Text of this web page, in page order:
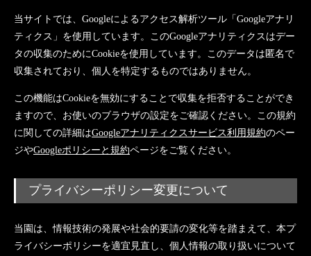
当サイトでは、Googleによるアクセス解析ツール「Googleアナリ
ティクス」を使用しています。このGoogleアナリティクスはデー
タの収集のためにCookieを使用しています。このデータは匿名で
収集されており、個人を特定するものではありません。
この機能はCookieを無効にすることで収集を拒否することができ
ますので、お使いのブラウザの設定をご確認ください。この規約
に関しての詳細はGoogleアナリティクスサービス利用規約のペー
ジやGoogleポリシーと規約ページをご覧ください。
プライバシーポリシー変更について
当園は、情報技術の発展や社会的要請の変化等を踏まえて、本プ
ライバシーポリシーを適宜見直し、個人情報の取り扱いについて